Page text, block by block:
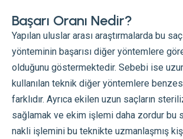
Başarı Oranı Nedir?
Yapılan uluslar arası araştırmalarda bu
yönteminin başarısı diğer yöntemlere
olduğunu göstermektedir. Sebebi ise
kullanılan teknik diğer yöntemlere
farklıdır. Ayrıca ekilen uzun saçların
sağlamak ve ekim işlemi daha zordur bu
nakli işlemini bu teknikte uzmanlaşmış